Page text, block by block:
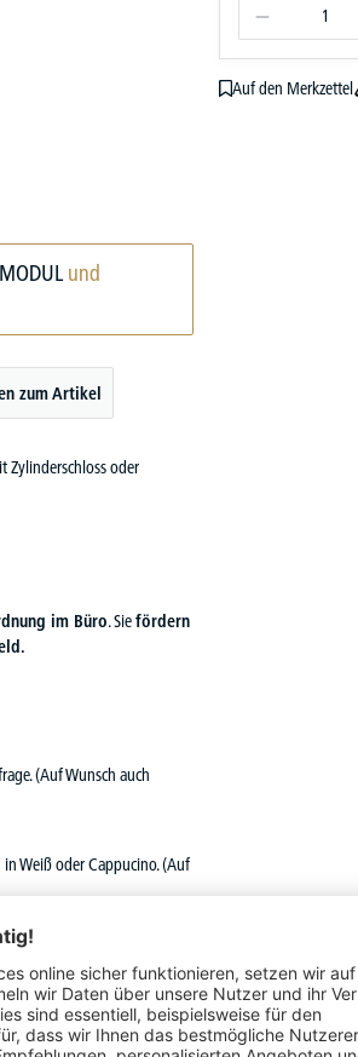
Auf den Merkzettel
und
zum Artikel
Zylinderschloss oder
im Büro. Siefördern
(Auf Wunsch auch
Weiß oder Cappucino. (Auf
durch 4-stelligen